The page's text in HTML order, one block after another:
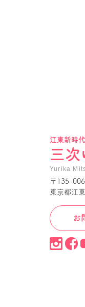
江東新時
三次
Yurika
〒135-
東京都江
お